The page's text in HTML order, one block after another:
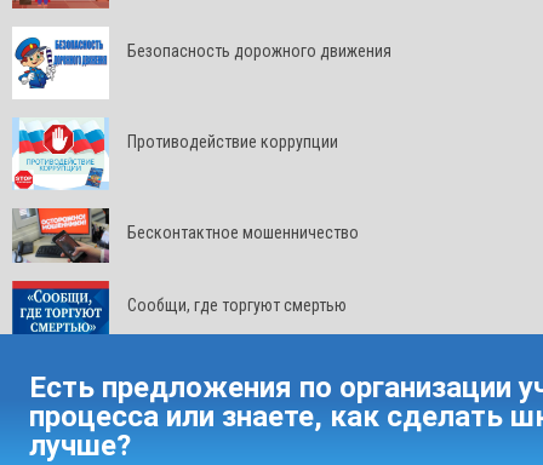
Безопасность дорожного движения
Противодействие коррупции
Бесконтактное мошенничество
Сообщи, где торгуют смертью
Есть предложения по организации
процесса или знаете, как сделать
лучше?